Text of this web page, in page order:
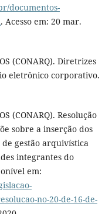
documentos-
. Acesso em: 20 mar.
(CONARQ). Diretrizes
eletrônico corporativo.
(CONARQ). Resolução
sobre a inserção dos
gestão arquivística
integrantes do
em:
no-20-de-16-de-